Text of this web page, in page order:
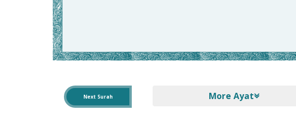
More Ayat
Next Surah